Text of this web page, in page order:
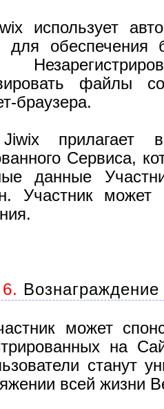
использует
для обеспечения
файлы
браузера.
прилагает
Сервиса,
данные
Участник
может
на
станут
всей жизни